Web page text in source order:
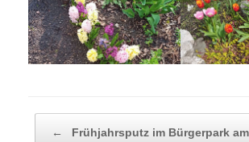
← Frühjahrsputz im Bürgerpark